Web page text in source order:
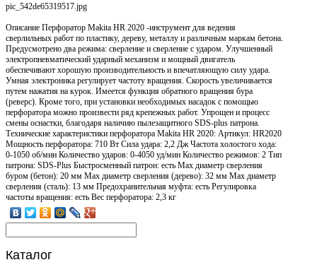
pic_542de65319517.jpg
Описание Перфоратор Makita HR 2020 -инструмент для ведения
сверлильных работ по пластику, дереву, металлу и различным маркам бетона.
Предусмотрено два режима: сверление и сверление с ударом. Улучшенный
электропневматический ударный механизм и мощный двигатель
обеспечивают хорошую производительность и впечатляющую силу удара.
Умная электроника регулирует частоту вращения. Скорость увеличивается
путем нажатия на курок. Имеется функция обратного вращения бура
(реверс). Кроме того, при установки необходимых насадок с помощью
перфоратора можно произвести ряд крепежных работ. Упрощен и процесс
смены оснастки, благодаря наличию пылезащитного SDS-plus патрона.
Технические характеристики перфоратора Makita HR 2020: Артикул: HR2020
Мощность перфоратора: 710 Вт Сила удара: 2,2 Дж Частота холостого хода:
0-1050 об/мин Количество ударов: 0-4050 уд/мин Количество режимов: 2 Тип
патрона: SDS-Plus Быстросменный патрон: есть Max диаметр сверления
буром (бетон): 20 мм Max диаметр сверления (дерево): 32 мм Max диаметр
сверления (сталь): 13 мм Предохранительная муфта: есть Регулировка
частоты вращения: есть Вес перфоратора: 2,3 кг
Каталог